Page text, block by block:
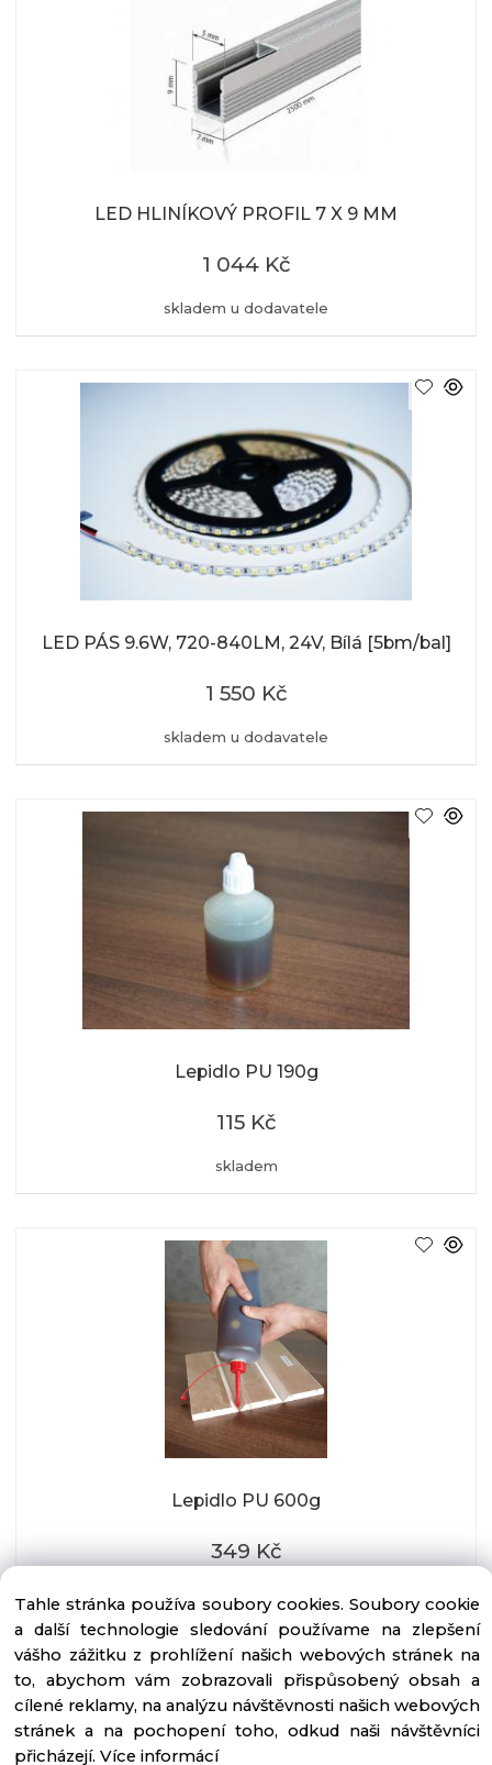
LED HLINÍKOVÝ PROFIL 7 X 9 MM
skladem u dodavatele
1 044 Kč
LED PÁS 9.6W, 720-840LM, 24V, Bílá [5bm/bal]
skladem u dodavatele
1 550 Kč
Lepidlo PU 190g
skladem
115 Kč
Lepidlo PU 600g
skladem
349 Kč
Tahle stránka používa soubory cookies. Soubory cookie
a další technologie sledování používame na zlepšení
vášho zážitku z prohlížení našich webových stránek na
to, abychom vám zobrazovali přispůsobený obsah a
cílené reklamy, na analýzu návštěvnosti našich webových
stránek a na pochopení toho, odkud naši návštěvníci
přicházejí. Více informácí